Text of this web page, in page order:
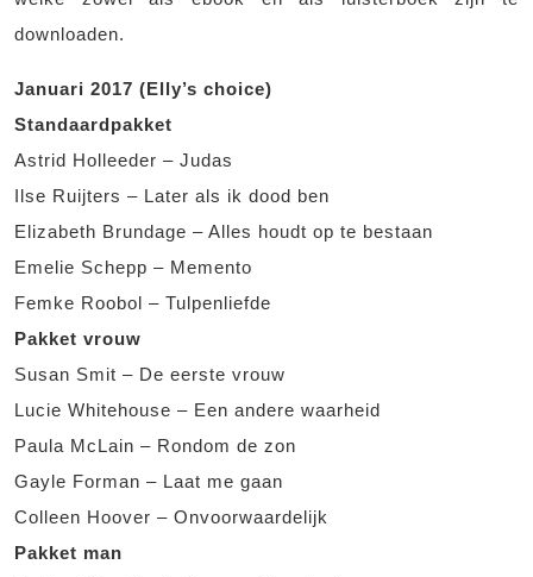
downloaden.
Januari 2017 (Elly’s choice)
Standaardpakket
Astrid Holleeder – Judas
Ilse Ruijters – Later als ik dood ben
Elizabeth Brundage – Alles houdt op te bestaan
Emelie Schepp – Memento
Femke Roobol – Tulpenliefde
Pakket vrouw
Susan Smit – De eerste vrouw
Lucie Whitehouse – Een andere waarheid
Paula McLain – Rondom de zon
Gayle Forman – Laat me gaan
Colleen Hoover – Onvoorwaardelijk
Pakket man